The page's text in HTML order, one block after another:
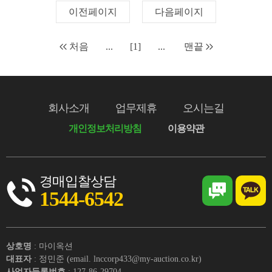
이전페이지 다음페이지
처음 ... [1] ... 맨끝
회사소개 업무제휴 오시는길
개인정보처리방침 이용약관
경매입찰상담
1544-6542
상호명 : 마이옥션
대표자 : 정민준 (email. lnccorp433@my-auction.co.kr)